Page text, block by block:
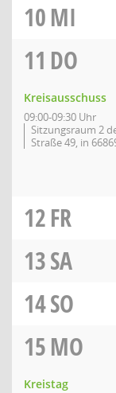
10MI
11 DO
Kreisausschuss
09:00-09:30 Uhr
Sitzungsraum 2
Straße 49, in
12FR
13SA
14SO
15MO
Kreistag